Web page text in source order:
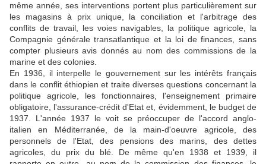
même année, ses interventions portent plus particulièrement sur
les magasins à prix unique, la conciliation et l'arbitrage des
conflits de travail, les voies navigables, la politique agricole, la
Compagnie générale transatlantique et la loi de finances, sans
compter plusieurs avis donnés au nom des commissions de la
marine et des colonies.
En 1936, il interpelle le gouvernement sur les intérêts français
dans le conflit éthiopien et traite diverses questions concernant la
politique agricole, les fonctionnaires, l'enseignement primaire
obligatoire, l'assurance-crédit d'Etat et, évidemment, le budget de
1937. L'année 1937 le voit se préoccuper de l'accord anglo-
italien en Méditerranée, de la main-d'oeuvre agricole, des
personnels de l'Etat, des pensions des marins, des dettes
agricoles, du prix du blé. De même qu'en 1938 et 1939, il